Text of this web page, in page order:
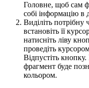
Головне, щоб сам
собі інформацію в
Виділіть
встановіть її
натисніть ліву
проведіть
Відпустіть кнопку.
фрагмент буде
кольором.